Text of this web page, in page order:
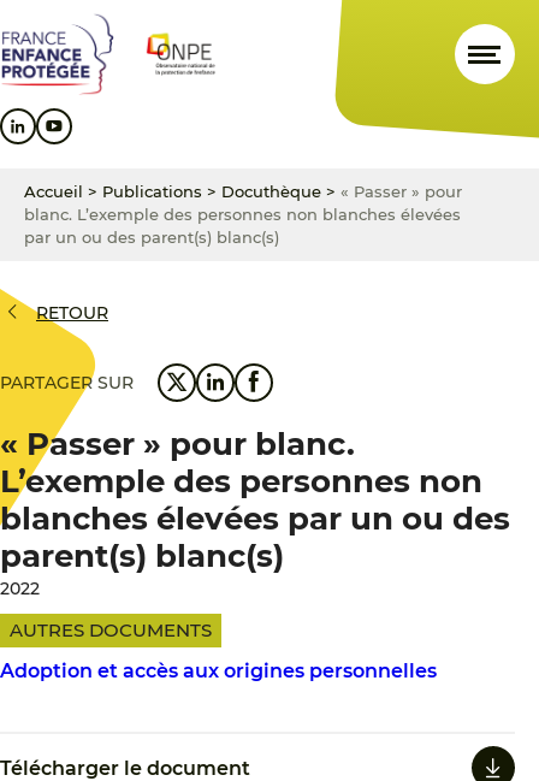
au
contenu
principal
au
menu
principal
au
pied
de
Accueil > Publications > Docuthèque > « Passer » pour
blanc. L’exemple des personnes non blanches élevées
par un ou des parent(s) blanc(s)
RETOUR
PARTAGER SUR
« Passer » pour blanc.
L’exemple des personnes non
blanches élevées par un ou des
parent(s) blanc(s)
2022
AUTRES DOCUMENTS
Adoption et accès aux origines personnelles
Télécharger le document